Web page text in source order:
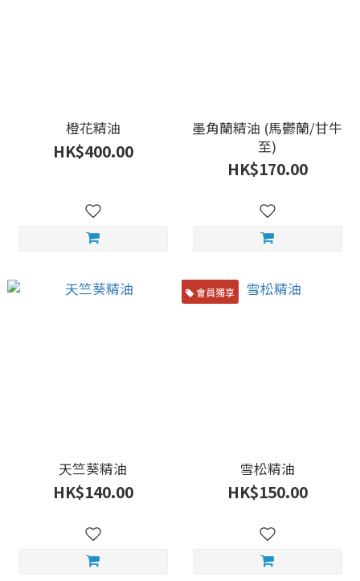
橙花精油
HK$400.00
墨角蘭精油 (馬鬱蘭/甘牛
至)
HK$170.00
天竺葵精油
HK$140.00
會員獨享
雪松精油
HK$150.00